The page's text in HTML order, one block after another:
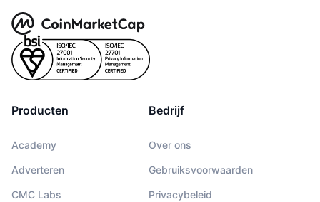
Producten
Academy
Adverteren
CMC Labs
Bedrijf
Over ons
Gebruiksvoorwaarden
Privacybeleid